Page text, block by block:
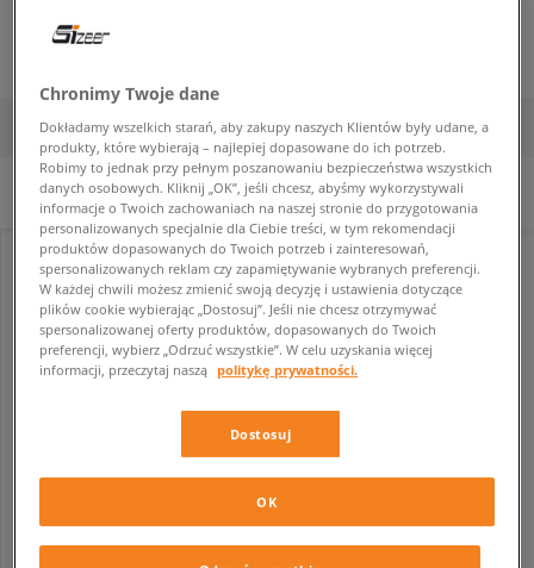
FILTRUJ SORTUJ
Nie wybrano filtrów.
damskie
Chronimy Twoje dane
Dokładamy wszelkich starań, aby zakupy naszych Klientów były udane, a
produkty, które wybierają – najlepiej dopasowane do ich potrzeb.
Robimy to jednak przy pełnym poszanowaniu bezpieczeństwa wszystkich
danych osobowych. Kliknij „OK”, jeśli chcesz, abyśmy wykorzystywali
informacje o Twoich zachowaniach na naszej stronie do przygotowania
personalizowanych specjalnie dla Ciebie treści, w tym rekomendacji
produktów dopasowanych do Twoich potrzeb i zainteresowań,
spersonalizowanych reklam czy zapamiętywanie wybranych preferencji.
W każdej chwili możesz zmienić swoją decyzję i ustawienia dotyczące
plików cookie wybierając „Dostosuj”. Jeśli nie chcesz otrzymywać
spersonalizowanej oferty produktów, dopasowanych do Twoich
preferencji, wybierz „Odrzuć wszystkie”. W celu uzyskania więcej
informacji, przeczytaj naszą politykę prywatności.
Dostosuj
OK